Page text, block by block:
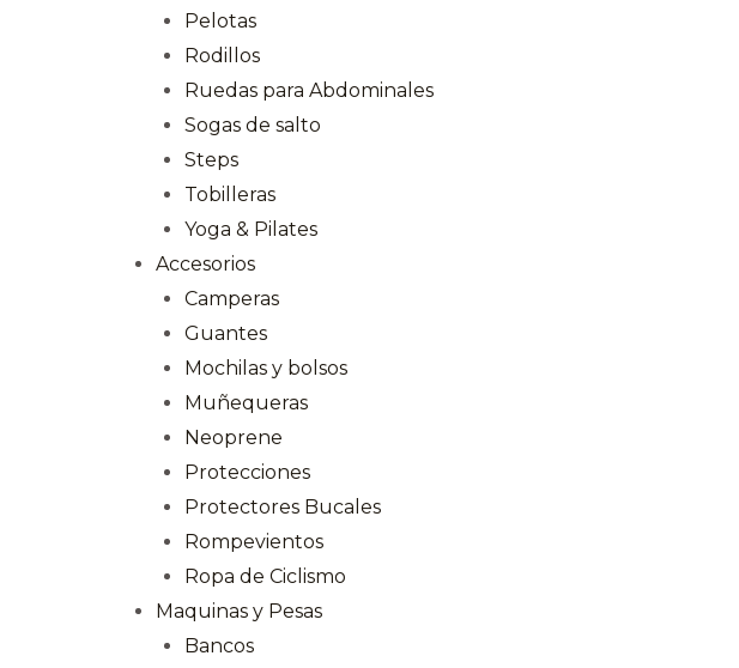
Pelotas
Rodillos
Ruedas para Abdominales
Sogas de salto
Steps
Tobilleras
Yoga & Pilates
Accesorios
Camperas
Guantes
Mochilas y bolsos
Muñequeras
Neoprene
Protecciones
Protectores Bucales
Rompevientos
Ropa de Ciclismo
Maquinas y Pesas
Bancos